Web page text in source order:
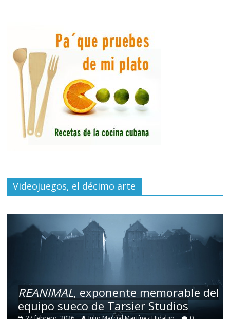
Videojuegos, el décimo arte
REANIMAL, exponente memorable del
equipo sueco de Tarsier Studios